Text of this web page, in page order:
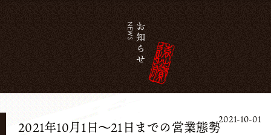
お知らせ
NEWS
2021年10月1日～21日までの営業態勢2021-10-01